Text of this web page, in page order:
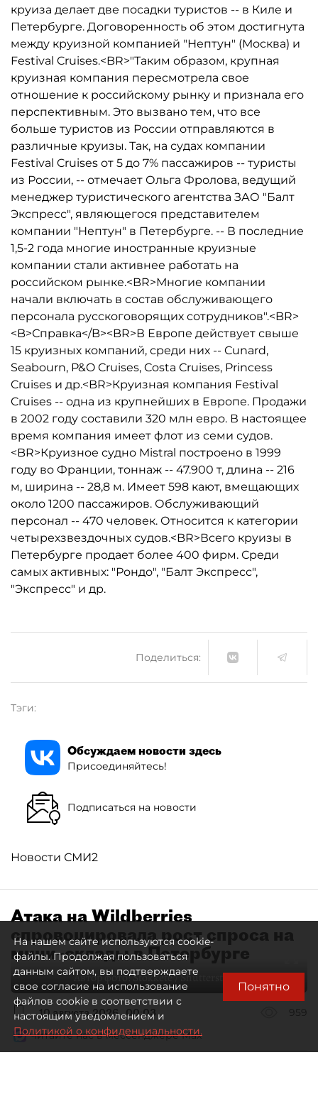
круиза делает две посадки туристов -- в Киле и
Петербурге. Договоренность об этом достигнута
между круизной компанией "Нептун" (Москва) и
Festival Cruises.<BR>"Таким образом, крупная
круизная компания пересмотрела свое
отношение к российскому рынку и признала его
перспективным. Это вызвано тем, что все
больше туристов из России отправляются в
различные круизы. Так, на судах компании
Festival Cruises от 5 до 7% пассажиров -- туристы
из России, -- отмечает Ольга Фролова, ведущий
менеджер туристического агентства ЗАО "Балт
Экспресс", являющегося представителем
компании "Нептун" в Петербурге. -- В последние
1,5-2 года многие иностранные круизные
компании стали активнее работать на
российском рынке.<BR>Многие компании
начали включать в состав обслуживающего
персонала русскоговорящих сотрудников".<BR>
<B>Справка</B><BR>В Европе действует свыше
15 круизных компаний, среди них -- Cunard,
Seabourn, P&O Cruises, Costa Cruises, Princess
Cruises и др.<BR>Круизная компания Festival
Cruises -- одна из крупнейших в Европе. Продажи
в 2002 году составили 320 млн евро. В настоящее
время компания имеет флот из семи судов.
<BR>Круизное судно Mistral построено в 1999
году во Франции, тоннаж -- 47.900 т, длина -- 216
м, ширина -- 28,8 м. Имеет 598 кают, вмещающих
около 1200 пассажиров. Обслуживающий
персонал -- 470 человек. Относится к категории
четырехзвездочных судов.<BR>Всего круизы в
Петербурге продает более 400 фирм. Среди
самых активных: "Рондо", "Балт Экспресс",
"Экспресс" и др.
Поделиться:
Тэги:
Обсуждаем новости здесь
Присоединяйтесь!
Подписаться на новости
Новости СМИ2
Атака на Wildberries
спровоцировала рост спроса на
мини–склады в Петербурге
Автор фото:Stokkete / Shutterstock / FOTODOM
10 августа 2026 00:03
959
Читайте нас в мессенджере Max
На нашем сайте используются cookie-
файлы. Продолжая пользоваться
данным сайтом, вы подтверждаете
свое согласие на использование
файлов cookie в соответствии с
настоящим уведомлением и
Политикой о конфиденциальности.
Понятно